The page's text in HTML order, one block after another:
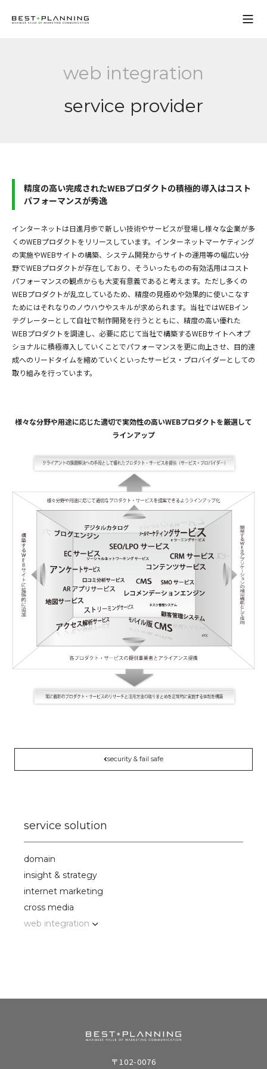
web integration
service provider
精度の高い完成されたWEBプロダクトの積極的導入はコスト
パフォーマンスが秀逸
インターネットは日進月歩で新しい技術やサービスが登場し様々な企業が多
くのWEBプロダクトをリリースしています。インターネットマーケティング
の実施やWEBサイトの構築、システム開発からサイトの運用等の幅広い分
野でWEBプロダクトが存在しており、そういったものの有効活用はコスト
パフォーマンスの観点からも大変有意義であると考えます。ただし多くの
WEBプロダクトが乱立しているため、精度の見極めや効果的に使いこなす
ためにはそれなりのノウハウやスキルが求められます。当社ではWEBイン
テグレーターとして自社で制作開発を行うとともに、精度の高い優れた
WEBプロダクトを調達し、必要に応じて当社で構築するWEBサイトへオプ
ショナルに積極導入していくことでパフォーマンスを更に向上させ、目的達
成へのリードタイムを縮めていくといったサービス・プロバイダーとしての
取り組みを行っています。
様々な分野や用途に応じた適切で実効性の高いWEBプロダクトを厳選して
ラインアップ
security & fail safe
service solution
domain
insight & strategy
internet marketing
cross media
web integration
〒102-0076